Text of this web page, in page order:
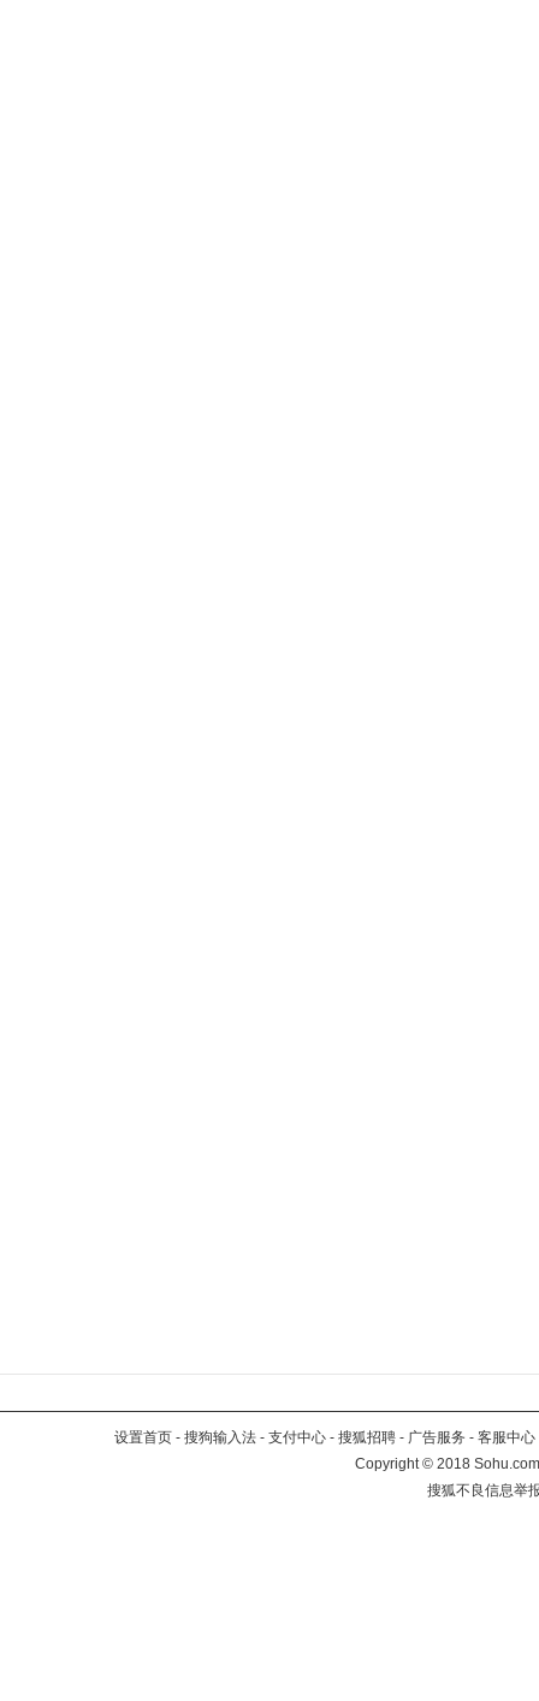
设置首页 - 搜狗输入法 - 支付中心 - 搜狐招聘 - 广告服务 - 客服中心
Copyright©2018
搜狐不良信息举